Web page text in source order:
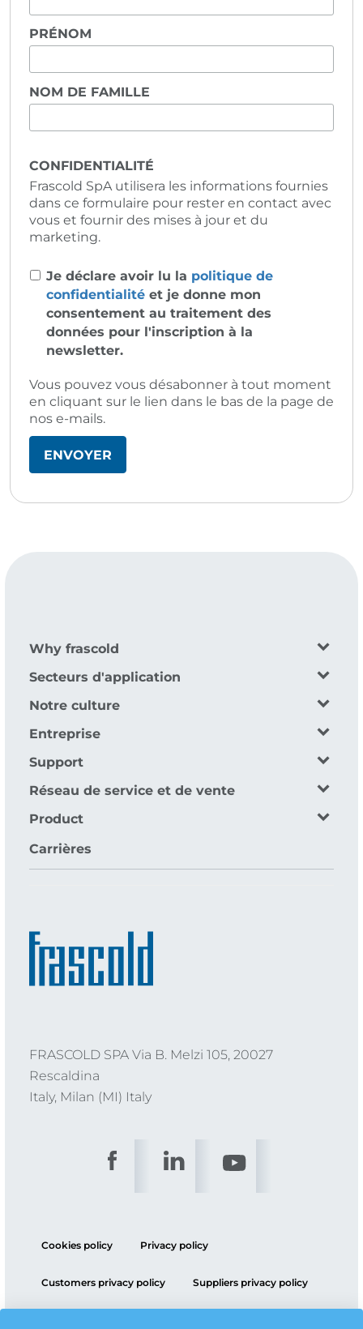
PRÉNOM
NOM DE FAMILLE
CONFIDENTIALITÉ
Frascold SpA utilisera les informations fournies
dans ce formulaire pour rester en contact avec
vous et fournir des mises à jour et du
marketing.
Je déclare avoir lu la politique de
confidentialité et je donne mon
consentement au traitement des
données pour l'inscription à la
newsletter.
Vous pouvez vous désabonner à tout moment
en cliquant sur le lien dans le bas de la page de
nos e-mails.
Why frascold
Secteurs d'application
Notre culture
Entreprise
Support
Réseau de service et de vente
Product
Carrières
FRASCOLD SPA Via B. Melzi 105, 20027
Rescaldina
Italy, Milan (MI) Italy
Cookies policy Privacy policy
Customers privacy policy Suppliers privacy policy